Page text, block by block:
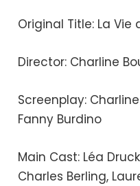
Original Title: La Vie
Director: Charline
Screenplay:
Fanny Burdino
Main Cast: Léa
Charles Berling,